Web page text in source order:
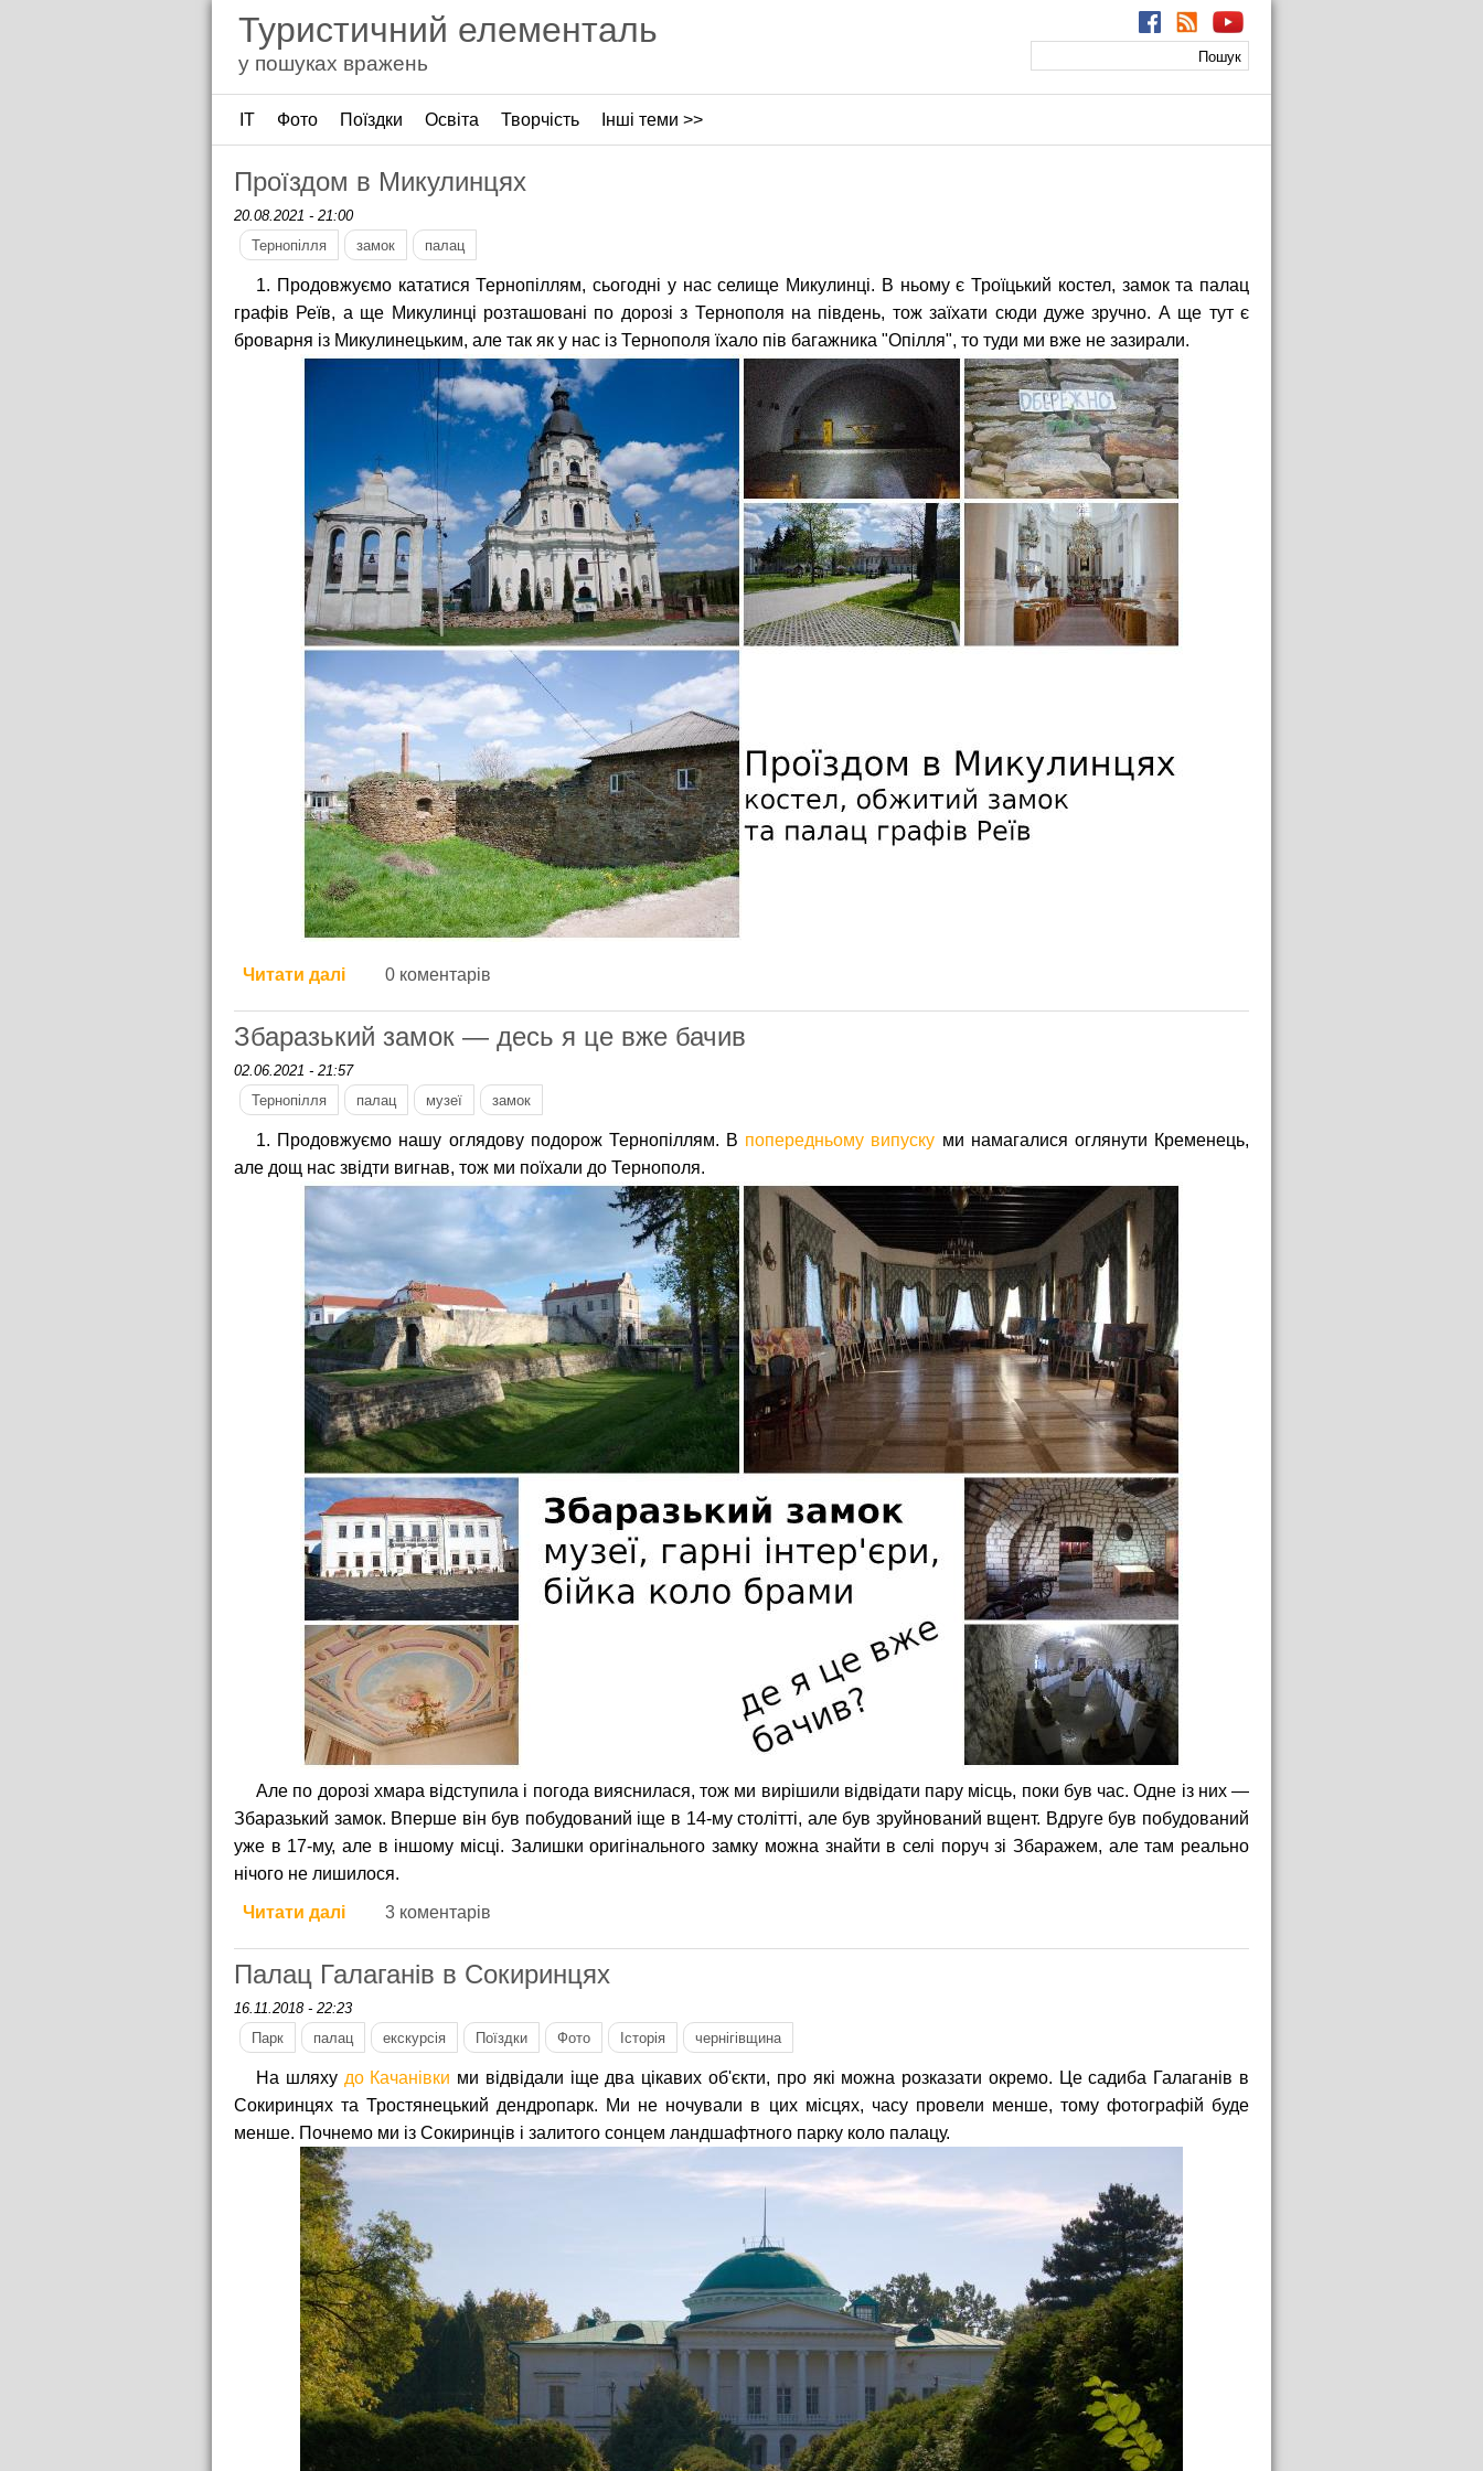
Туристичний елементаль
у пошуках вражень
Пошукова
форма
ІТ Фото Поїздки Освіта Творчість Інші теми >>
Проїздом в Микулинцях
20.08.2021 - 21:00
Тернопілля
замок палац
1. Продовжуємо кататися Тернопіллям, сьогодні у нас селище Микулинці. В ньому є Троїцький костел, замок та палац
графів Реїв, а ще Микулинці розташовані по дорозі з Тернополя на південь, тож заїхати сюди дуже зручно. А ще тут є
броварня із Микулинецьким, але так як у нас із Тернополя їхало пів багажника "Опілля", то туди ми вже не зазирали.
Читати далі про Проїздом в Микулинцях
0 коментарів
Збаразький замок — десь я це вже бачив
02.06.2021 - 21:57
Тернопілля
палац музеї замок
1. Продовжуємо нашу оглядову подорож Тернопіллям. В попередньому випуску ми намагалися оглянути Кременець,
але дощ нас звідти вигнав, тож ми поїхали до Тернополя.
Але по дорозі хмара відступила і погода вияснилася, тож ми вирішили відвідати пару місць, поки був час. Одне із них —
Збаразький замок. Вперше він був побудований іще в 14-му столітті, але був зруйнований вщент. Вдруге був побудований
уже в 17-му, але в іншому місці. Залишки оригінального замку можна знайти в селі поруч зі Збаражем, але там реально
нічого не лишилося.
Читати далі про Збаразький замок — десь я це вже бачив
3 коментарів
Палац Галаганів в Сокиринцях
16.11.2018 - 22:23
Парк
палац екскурсія Поїздки Фото Історія чернігівщина
На шляху до Качанівки ми відвідали іще два цікавих об'єкти, про які можна розказати окремо. Це садиба Галаганів в
Сокиринцях та Тростянецький дендропарк. Ми не ночували в цих місцях, часу провели менше, тому фотографій буде
менше. Почнемо ми із Сокиринців і залитого сонцем ландшафтного парку коло палацу.